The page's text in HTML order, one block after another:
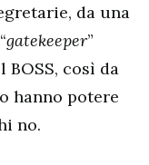
da una
gatekeeper”
così da
hanno potere
no.